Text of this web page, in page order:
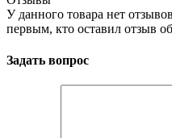
У данного товара нет
первым, кто оставил отзыв
Задать вопрос